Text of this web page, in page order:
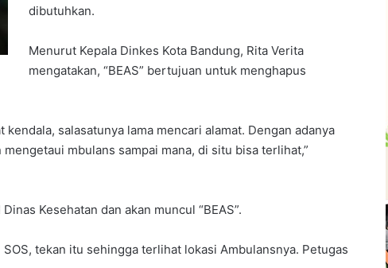
dibutuhkan.
Menurut Kepala Dinkes Kota Bandung, Rita Verita
mengatakan, “BEAS” bertujuan untuk menghapus
salasatunya lama mencari alamat. Dengan adanya
mbulans sampai mana, di situ bisa terlihat,”
Kesehatan dan akan muncul “BEAS”.
tekan itu sehingga terlihat lokasi Ambulansnya. Petugas